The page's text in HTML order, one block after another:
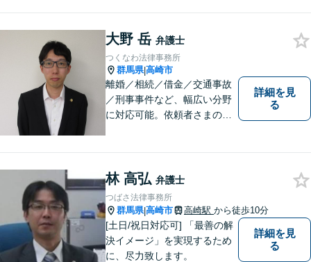
とまずはご相談ください！
【土日祝日・夜間も対応可
能】
大野 岳 弁護士
つくなわ法律事務所
群馬県|高崎市
離婚／相続／借金／交通事故
／刑事事件など、幅広い分野
に対応可能。依頼者さまの状
ご相談ください。【完全個
室】【専用駐車場あり】
詳細を見
る
林 高弘 弁護士
つばさ法律事務所
群馬県|高崎市 高崎駅 から徒歩10分
[土日/祝日対応可] 「最善の解
決イメージ」を実現するため
に、尽力致します。
詳細を見
る